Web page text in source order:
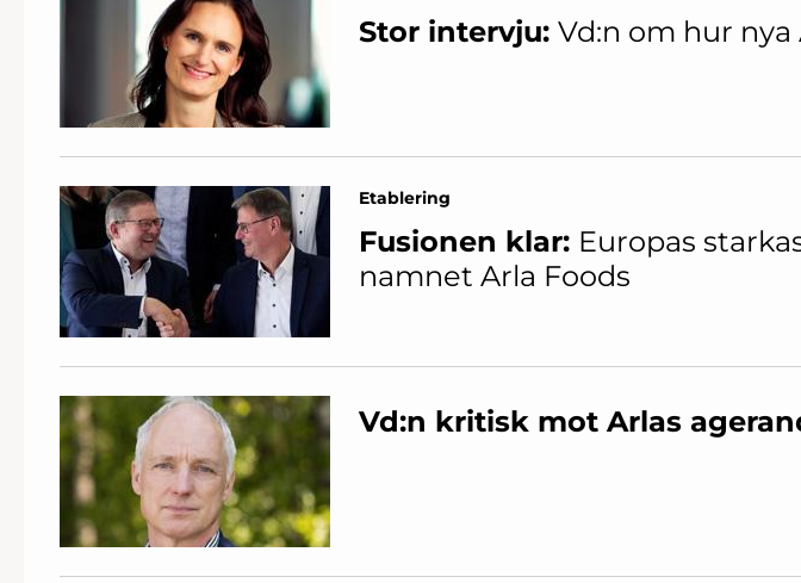
Stor intervju: Vd:n om hur
Etablering
Fusionen klar: Europas
namnet Arla Foods
Vd:n kritisk mot Arlas